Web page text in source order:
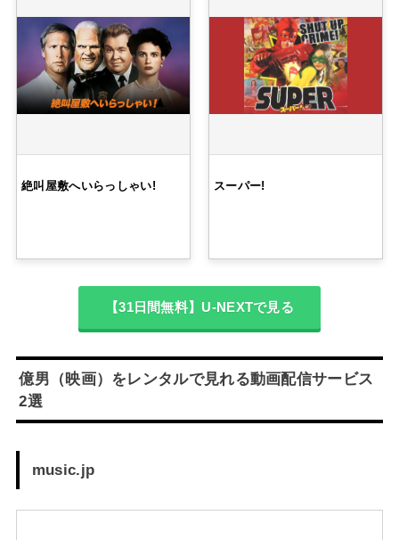
絶叫屋敷へいらっしゃい! スーパー!
【31日間無料】U-NEXTで見る
億男（映画）をレンタルで見れる動画配信サービス
2選
music.jp